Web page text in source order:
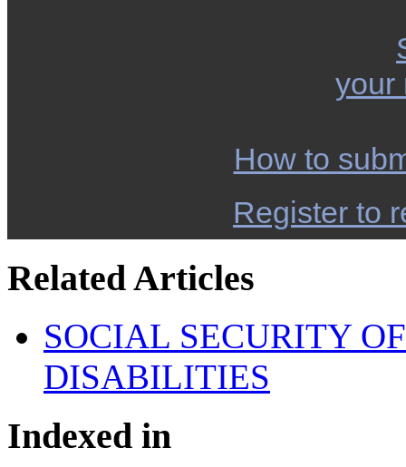
your
How to
Register to
Related Articles
SOCIAL SECURITY
DISABILITIES
Indexed in